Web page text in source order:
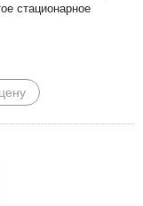
стационарное